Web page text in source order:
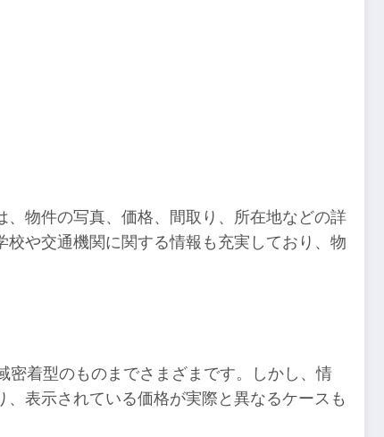
物件の写真、価格、間取り、所在地などの詳
や交通機関に関する情報も充実しており、物
密着型のものまでさまざまです。しかし、情
表示されている価格が実際と異なるケースも